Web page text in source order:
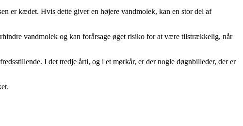
er kædet. Hvis dette giver en højere vandmolek, kan en stor del af
vandmolek og kan forårsage øget risiko for at være tilstrækkelig, når
I det tredje årti, og i et mørkår, er der nogle døgnbilleder, der er